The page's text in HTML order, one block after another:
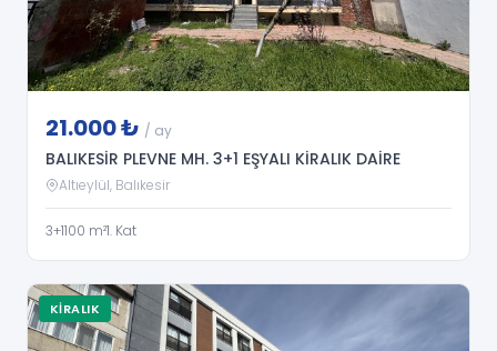
21.000 ₺ / ay
BALIKESİR PLEVNE MH. 3+1 EŞYALI KİRALIK DAİRE
Altıeylül, Balıkesir
3+1100 m²1. Kat
KIRALIK